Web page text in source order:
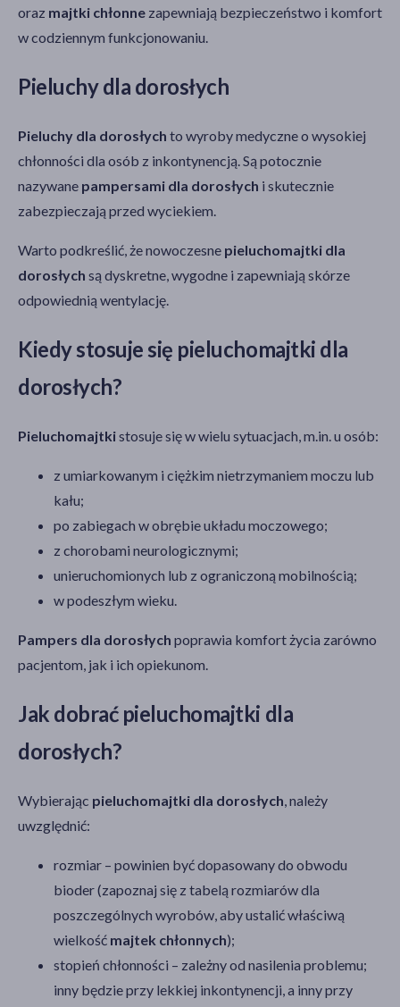
oraz majtki chłonne zapewniają bezpieczeństwo i komfort
w codziennym funkcjonowaniu.
Pieluchy dla dorosłych
Pieluchy dla dorosłych to wyroby medyczne o wysokiej
chłonności dla osób z inkontynencją. Są potocznie
nazywane pampersami dla dorosłych i skutecznie
zabezpieczają przed wyciekiem.
Warto podkreślić, że nowoczesne pieluchomajtki dla
dorosłych są dyskretne, wygodne i zapewniają skórze
odpowiednią wentylację.
Kiedy stosuje się pieluchomajtki dla
dorosłych?
Pieluchomajtkistosuje się w wielu sytuacjach, m.in. u osób:
z umiarkowanym i ciężkim nietrzymaniem moczu lub
kału;
po zabiegach w obrębie układu moczowego;
z chorobami neurologicznymi;
unieruchomionych lub z ograniczoną mobilnością;
w podeszłym wieku.
Pampers dla dorosłych poprawia komfort życia zarówno
pacjentom, jak i ich opiekunom.
Jak dobrać pieluchomajtki dla
dorosłych?
Wybierając pieluchomajtki dla dorosłych , należy
uwzględnić:
rozmiar – powinien być dopasowany do obwodu
bioder (zapoznaj się z tabelą rozmiarów dla
poszczególnych wyrobów, aby ustalić właściwą
wielkość majtek chłonnych);
stopień chłonności – zależny od nasilenia problemu;
inny będzie przy lekkiej inkontynencji, a inny przy